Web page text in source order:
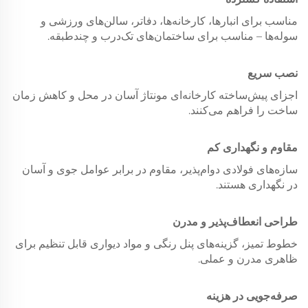
مناسب برای انبارها، کارخانه‌ها، دفاتر، سالن‌های ورزشی و
سوله‌ها – مناسب برای ساختمان‌های تک‌درب و چندطبقه.
نصب سریع
اجزای پیش‌ساخته کارخانه‌ای مونتاژ آسان در محل و کاهش زمان
ساخت را فراهم می‌کنند.
مقاوم و نگهداری کم
سازه‌های فولادی دوام‌پذیر، مقاوم در برابر عوامل جوی و آسان
در نگهداری هستند.
طراحی انعطاف‌پذیر و مدرن
خطوط تمیز، گزینه‌های پنل رنگی و مواد دیواری قابل تنظیم برای
ظاهری مدرن و عملی.
صرفه‌جویی در هزینه